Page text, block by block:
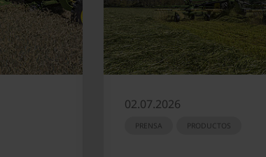
02.07.2026
PRENSA PRODUCTOS